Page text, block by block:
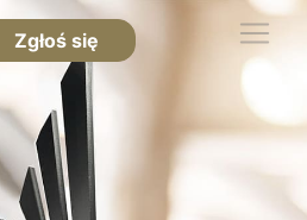
Zgłoś się